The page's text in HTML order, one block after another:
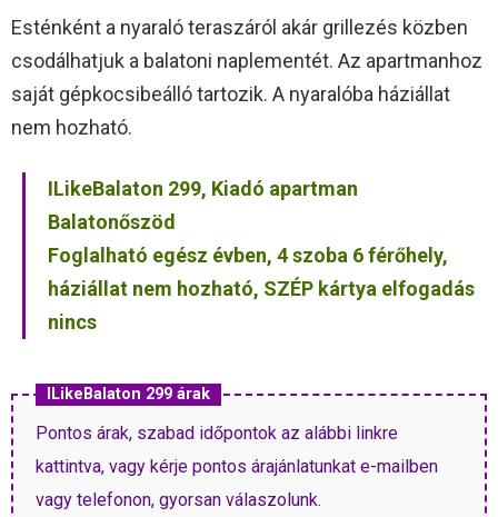
Esténként a nyaraló teraszáról akár grillezés közben
csodálhatjuk a balatoni naplementét. Az apartmanhoz
saját gépkocsibeálló tartozik. A nyaralóba háziállat
nem hozható.
ILikeBalaton 299, Kiadó apartman
Balatonőszöd
Foglalható egész évben, 4 szoba 6 férőhely,
háziállat nem hozható, SZÉP kártya elfogadás
nincs
ILikeBalaton 299 árak
Pontos árak, szabad időpontok az alábbi linkre
kattintva, vagy kérje pontos árajánlatunkat e-mailben
vagy telefonon, gyorsan válaszolunk.